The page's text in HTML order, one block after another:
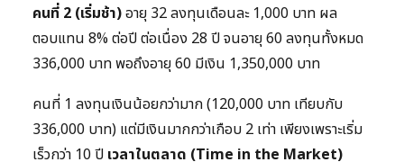
คนที่ 2 (เริ่มช้า)อายุ 32 ลงทุนเดือนละ 1,000 บาท ผล
ตอบแทน 8% ต่อปี ต่อเนื่อง 28 ปี จนอายุ 60 ลงทุนทั้งหมด
336,000 บาท พอถึงอายุ 60 มีเงิน 1,350,000 บาท
คนที่ 1 ลงทุนเงินน้อยกว่ามาก (120,000 บาท เทียบกับ
336,000 บาท) แต่มีเงินมากกว่าเกือบ 2 เท่า เพียงเพราะเริ่ม
เร็วกว่า 10 ปี เวลาในตลาด (Time in the Market)